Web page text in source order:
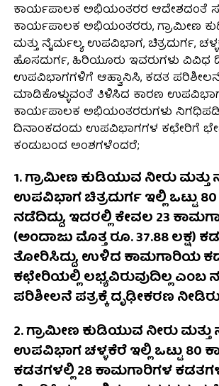
ಕಾರ್ಯಪಾಲಕ ಅಭಿಯಂತರರ ಆದೇಶದಂತೆ
ಕಾರ್ಯಪಾಲಕ ಅಭಿಯಂತರರು, ಗ್ರಾಮೀಣ
ಮತ್ತು ನೈರ್ಮಲ್ಯ ಉಪವಿಭಾಗ, ಚಿತ್ರದುರ್ಗ,
ಹೊಸದುರ್ಗ, ಹಿರಿಯೂರು ಇವರುಗಳು ವಿವಿಧ
ಉಪವಿಭಾಗಗಳಿಗೆ ಆಹ್ವಾನಿಸಿ, ಕಡತ
ಮಾಡಿಕೊಳ್ಳುವಂತೆ ತಿಳಿಸಿದ ಕಾರಣ
ಕಾರ್ಯಪಾಲಕ ಅಭಿಯಂತರರುಗಳು
ದಿನಾಂಕದಂದು ಉಪವಿಭಾಗಗಳ ಕಛೇರಿಗೆ
ಕಂಡುಬಂದ ಅಂಶಗಳೆಂದರೆ;
1. ಗ್ರಾಮೀಣ ಕುಡಿಯುವ ನೀರು ಮತ್ತು
ಉಪವಿಭಾಗ ಚಿತ್ರದುರ್ಗ ಇಲ್ಲಿ ಒಟ್ಟು
ನಡೆದಿದ್ದು, ಇದರಲ್ಲಿ ಕೇವಲ 23
(ಅಂದಾಜು ಮೊತ್ತ ರೂ. 37.88 ಲಕ್ಷ)
ತೋರಿಸಿದ್ದು, ಉಳಿದ ಕಾಮಗಾರಿಯ
ಕಛೇರಿಯಲ್ಲಿ ಲಭ್ಯವಿರುವುದಿಲ್ಲ ಎಂಬ
ಪರಿಶೀಲನೆ ಪತ್ರಕ್ಕೆ ದೃಢೀಕರಣ
2. ಗ್ರಾಮೀಣ ಕುಡಿಯುವ ನೀರು ಮತ್ತು
ಉಪವಿಭಾಗ ಚಳ್ಳಕೆರೆ ಇಲ್ಲಿ ಒಟ್ಟು 80
ಕಡತಗಳಲ್ಲಿ 28 ಕಾಮಗಾರಿಗಳ